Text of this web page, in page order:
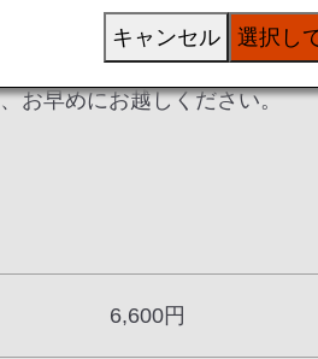
お早めにお越しください。
6,600円
選択し
キャンセル